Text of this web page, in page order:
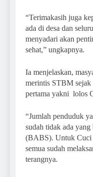
“Terimakasih juga
ada di desa dan
menyadari akan
sehat,” ungkapnya.
Ia menjelaskan,
merintis STBM
pertama yakni lolos
“Jumlah penduduk
sudah tidak ada yang
(BABS). Untuk Cuci
semua sudah
terangnya.